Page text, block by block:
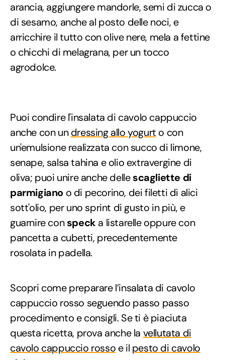
arancia, aggiungere mandorle, semi di zucca o
di sesamo, anche al posto delle noci, e
arricchire il tutto con olive nere, mela a fettine
o chicchi di melagrana, per un tocco
agrodolce.
Puoi condire l'insalata di cavolo cappuccio
anche con undressing allo yogurt o con
un'emulsione realizzata con succo di limone,
senape, salsa tahina e olio extravergine di
oliva; puoi unire anche dellescagliette di
parmigiano o di pecorino, dei filetti di alici
sott'olio, per uno sprint di gusto in più, e
guarnire conspeck a listarelle oppure con
pancetta a cubetti, precedentemente
rosolata in padella.
Scopri come preparare l’insalata di cavolo
cappuccio rosso seguendo passo passo
procedimento e consigli. Se ti è piaciuta
questa ricetta, prova anche la vellutata di
cavolo cappuccio rosso e il pesto di cavolo